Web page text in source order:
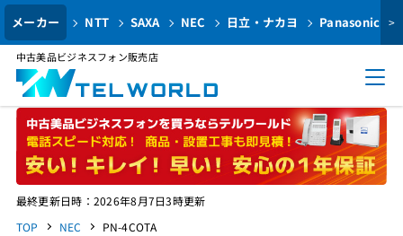
メーカー NTT SAXA NEC 日立・ナカヨ Panasonic >
中古美品ビジネスフォン販売店
最終更新日時：2026年8月7日3時更新
TOP
NEC PN-4COTA